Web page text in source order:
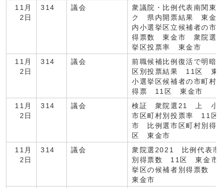
11月
2日
314 議会
衆議院・比例代表南関東
ク 県内開票結果 東金
内小選挙区立候補者の市
得票数 東金市 衆院選
挙区投票率 東金市
11月
2日
314 議会
前職候補比例復活で明
区別投票結果 11区
小選挙区候補者の市町村
得票 11区 東金市
11月
2日
314 議会
検証 衆院選21 上 小
市区町村別投票率 11
市 比例選市区町村別
区 東金市
11月
2日
314 議会
衆院選2021 比例代表市
別得票数 11区 東金
挙区の候補者別得票
東金市